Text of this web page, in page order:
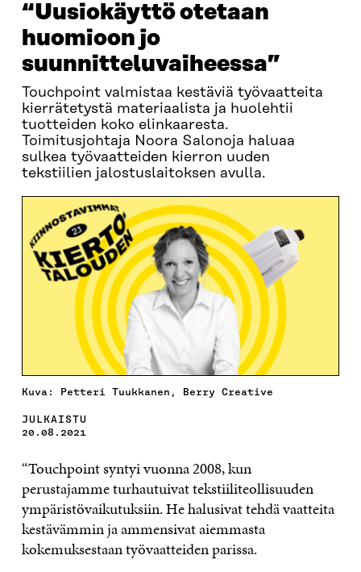
“Uusiokäyttö otetaan
huomioon jo
suunnitteluvaiheessa”
Touchpoint valmistaa kestäviä työvaatteita
kierrätetystä materiaalista ja huolehtii
tuotteiden koko elinkaaresta.
Toimitusjohtaja Noora Salonoja haluaa
sulkea työvaatteiden kierron uuden
tekstiilien jalostuslaitoksen avulla.
Kuva: Petteri Tuukkanen, Berry Creative
JULKAISTU
20.08.2021
“Touchpoint syntyi vuonna 2008, kun
perustajamme turhautuivat tekstiiliteollisuuden
ympäristövaikutuksiin. He halusivat tehdä vaatteita
kestävämmin ja ammensivat aiemmasta
kokemuksestaan työvaatteiden parissa.